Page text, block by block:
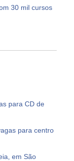
30 mil cursos
para CD de
para centro
em São